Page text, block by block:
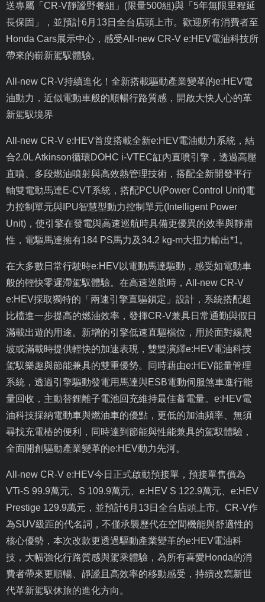
送專屬「 CR-V靜謐野餐組」 (限量500組)與「 5年無限里程延
長保固」，並預計6月 13日全台店頭上市。歡迎所有消費者至
Honda Cars展示中心，感受All-new CR‑V e:HEV電油科技所
帶來的嶄新駕馭體驗。
All-new CR-V持續進化！全新搭載驅動產業變革的e:HEV電
油動力，近似電動車般的順暢行路質感，開啟大快人心的革
新駕馭境界
All-new CR-V e:HEV首度搭載全新e:HEV電油動力系統，結
合2.0L Atkinson循環DOHC i-VTEC缸內直噴引擎，透過高壓
直噴、多段燃油噴射與高效熱管理技術，搭配全新開發平行
軸雙電動馬達E-CVT系統，搭配PCU(Power Control Unit)電
力控制單元與 IPU智慧型動力控制單元(Intelligent Power
Unit) ，使引擎在發電與高速巡航時具備更優異的效率與靜肅
性，電驅馬達擁有184 PS馬力及34.2 kg-m大扭力輸出*1。
在大多數日常行駛時e:HEV以電動馬達驅動，感受如電動車
般的輕快零遲滯駕馭體驗。在高速巡航時， All-new CR-V
e:HEV採取獨特的「兩速引擎直驅鎖定」設計，系統搭配超
比檔進一步提高的燃油效率，發揮CR-V兼具日常通勤與假日
滿載出遊的用途。新增的引擎低速直驅檔位，用於面對緩爬
坡或滿載時提供輕快的加速表現，雙雙演繹e:HEV電油科技
駕馭樂趣與節能兼具的雙重優勢。同時藉由e:HEV能量管理
系統，透過引擎驅動發電用馬達與ESB電動伺服煞車進行能
量回收，主動替鋰離子電池回充維持最佳蓄電量。 e:HEV電
油科技採納電動車與燃油車的優點，更低的加油頻率、無須
尋找充電樁的便利，同時達到節能與性能兼具的駕馭體驗，
全面開創驅動產業變革的e:HEV動力先河。
All-new CR-V e:HEV今日正式啟動預接單，預接單售價為
VTi-S 99.9萬元、 S 109.9萬元、 e:HEV S 122.9萬元、 e:HEV
Prestige 129.9萬元，並預計6月 13日全台店頭上市。 CR-V作
為SUV級距的代名詞，不僅承襲歷代在空間機能與舒適性的
核心優勢，本次改款更透過驅動產業變革的e:HEV電油科
技，大幅強化行路質感與駕乘體驗，為所有喜愛Honda的消
費者帶來更順暢、靜謐且高效率的移動感受，持續改寫新世
代革新駕馭休旅的進化方向。